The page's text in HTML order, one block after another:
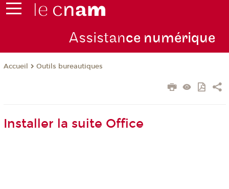
Assistance numérique
Accueil Outils bureautiques
Installer la suite Office